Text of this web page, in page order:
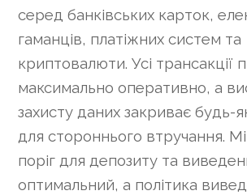
серед банківських карток,
гаманців, платіжних систем та
криптовалюти. Усі трансакції
максимально оперативно, а
захисту даних закриває будь-
для стороннього втручання.
поріг для депозиту та
оптимальний, а політика